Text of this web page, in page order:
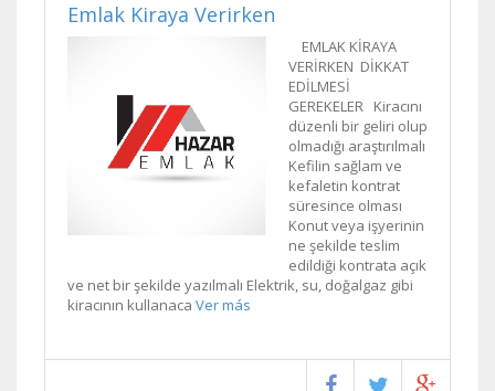
Emlak Kiraya Verirken
EMLAK KİRAYA
VERİRKEN DİKKAT
EDİLMESİ
GEREKELER Kiracını
düzenli bir geliri olup
olmadığı araştırılmalı
Kefilin sağlam ve
kefaletin kontrat
süresince olması
Konut veya işyerinin
ne şekilde teslim
edildiği kontrata açık
ve net bir şekilde yazılmalı Elektrik, su, doğalgaz gibi
kiracının kullanaca Ver más